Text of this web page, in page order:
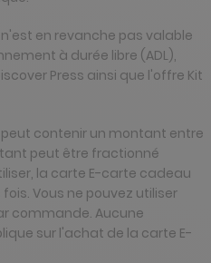
en revanche pas valable
à durée libre (ADL),
Press ainsi que l'offre Kit
contenir un montant entre
peut être fractionné
la carte E-carte cadeau
Vous ne pouvez utiliser
commande. Aucune
sur l'achat de la carte E-